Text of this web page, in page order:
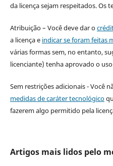
da licença sejam respeitados. Os
Atribuição – Você deve dar o
a licença e indicar se foram feitas
várias formas sem, no entanto,
licenciante) tenha aprovado o
Sem restrições adicionais - Você
medidas de caráter tecnológico
fazerem algo permitido pela
Artigos mais lidos pelo